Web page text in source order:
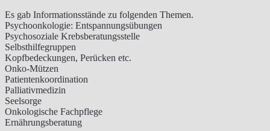
Es gab Informationsstände zu folgenden Themen.
Psychoonkologie: Entspannungsübungen
Psychosoziale Krebsberatungsstelle
Selbsthilfegruppen
Kopfbedeckungen, Perücken etc.
Onko-Mützen
Patientenkoordination
Palliativmedizin
Seelsorge
Onkologische Fachpflege
Ernährungsberatung